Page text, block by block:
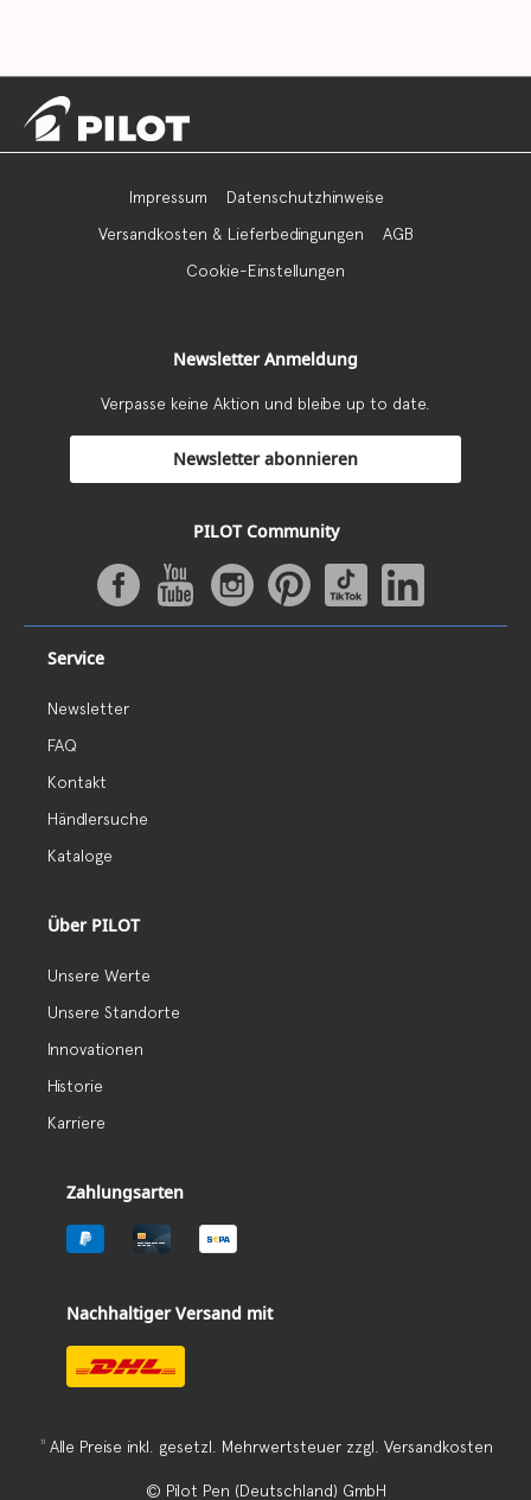
Impressum
Datenschutzhinweise
Versandkosten & Lieferbedingungen
AGB
Cookie-Einstellungen
Newsletter Anmeldung
Verpasse keine Aktion und bleibe up to date.
Newsletter abonnieren
PILOT Community
Service
Newsletter
FAQ
Kontakt
Händlersuche
Kataloge
Über PILOT
Unsere Werte
Unsere Standorte
Innovationen
Historie
Karriere
Zahlungsarten
Nachhaltiger Versand mit
1) Alle Preise inkl. gesetzl. Mehrwertsteuer zzgl.Versandkosten
© Pilot Pen (Deutschland) GmbH